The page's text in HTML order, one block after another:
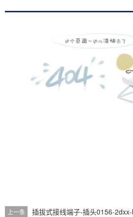
上一条 插拔式接线端子-插头0156-